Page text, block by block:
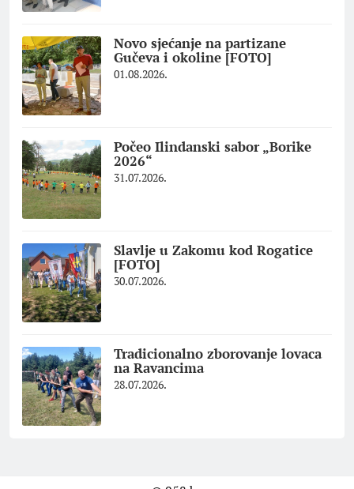
Novo sjećanje na partizane
Gučeva i okoline [FOTO]
01.08.2026.
Počeo Ilindanski sabor „Borike
2026“
31.07.2026.
Slavlje u Zakomu kod Rogatice
[FOTO]
30.07.2026.
Tradicionalno zborovanje lovaca
na Ravancima
28.07.2026.